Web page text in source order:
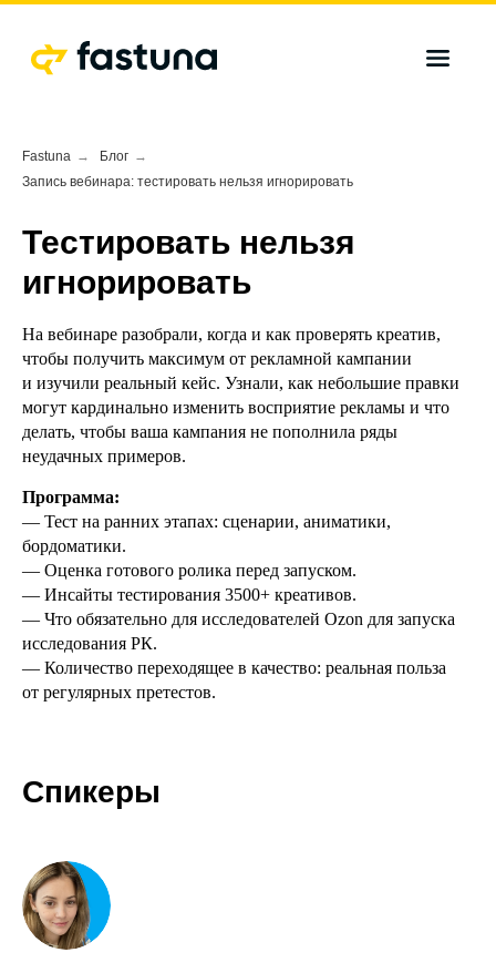
Fastuna → Блог →
Запись вебинара: тестировать нельзя игнорировать
Тестировать нельзя
игнорировать
На вебинаре разобрали, когда и как проверять креатив,
чтобы получить максимум от рекламной кампании
и изучили реальный кейс. Узнали, как небольшие правки
могут кардинально изменить восприятие рекламы и что
делать, чтобы ваша кампания не пополнила ряды
неудачных примеров.
Программа:
— Тест на ранних этапах: сценарии, аниматики,
бордоматики.
— Оценка готового ролика перед запуском.
— Инсайты тестирования 3500+ креативов.
— Что обязательно для исследователей Ozon для запуска
исследования РК.
— Количество переходящее в качество: реальная польза
от регулярных претестов.
Спикеры